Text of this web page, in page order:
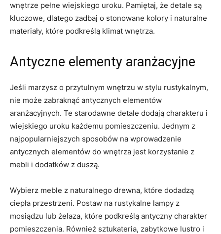
wnętrze pełne wiejskiego uroku. Pamiętaj, że detale są
kluczowe, dlatego zadbaj o stonowane ⁣kolory i naturalne
materiały, które ​podkreślą klimat wnętrza.
Antyczne elementy aranżacyjne
Jeśli marzysz‍ o przytulnym wnętrzu w ⁣stylu rustykalnym,
nie może zabraknąć antycznych elementów
aranżacyjnych. Te starodawne detale dodają charakteru i
wiejskiego ⁢uroku każdemu pomieszczeniu. Jednym z
najpopularniejszych sposobów na wprowadzenie
antycznych⁤ elementów do wnętrza jest korzystanie ​z
mebli i dodatków z duszą.
Wybierz meble ​z naturalnego drewna,⁢ które dodadzą
ciepła przestrzeni. Postaw na rustykalne lampy z
mosiądzu lub żelaza, które podkreślą antyczny charakter
pomieszczenia. Również sztukateria, zabytkowe lustro i